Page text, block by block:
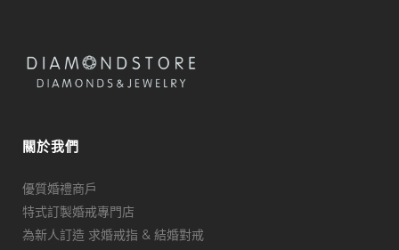
關於我們
優質婚禮商戶
特式訂製婚戒專門店
為新人訂造 求婚戒指 & 結婚對戒